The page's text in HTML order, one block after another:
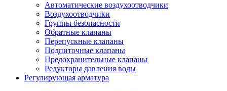
Автоматические воздухоотводчики
Воздухоотводчики
Группы безопасности
Обратные клапаны
Перепускные клапаны
Подпиточные клапаны
Предохранительные клапаны
Редукторы давления воды
Регулирующая арматура